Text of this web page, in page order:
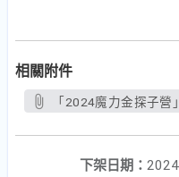
相關附件
「2024魔力金探子營
下架日期：